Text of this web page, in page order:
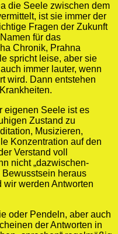
die Seele zwischen dem
ist sie immer der
Fragen der Zukunft
für das
Chronik, Prahna
spricht leise, aber sie
immer lauter, wenn
wird. Dann entstehen
eigenen Seele ist es
Zustand zu
Musizieren,
Konzentration auf den
Verstand voll
nicht „dazwischen-
Bewusstsein heraus
wir werden Antworten
oder Pendeln, aber auch
der Antworten in